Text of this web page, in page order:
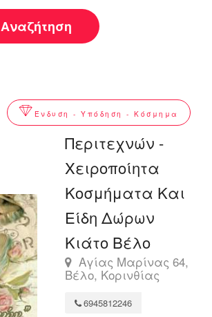
Αναζήτηση
Ένδυση - Υπόδηση - Κόσμημα
Περιτεχνών -
Χειροποίητα
Κοσμήματα Και
Είδη Δώρων
Κιάτο Βέλο
Αγίας Μαρίνας 64,
Βέλο, Κορινθίας
6945812246